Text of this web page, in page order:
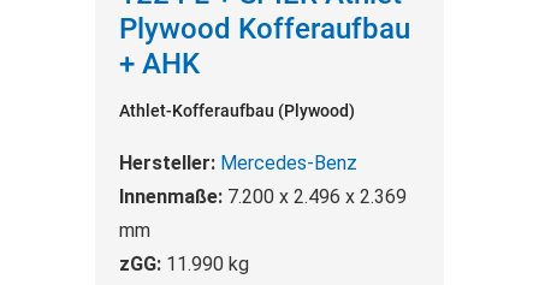
Cookies und Funktionen finden Sie in der
Datenschutzerklärung.
Plywood Kofferaufbau
+ AHK
Athlet-Kofferaufbau (Plywood)
Hersteller: Mercedes-Benz
Innenmaße: 7.200 x 2.496 x 2.369
mm
zGG: 11.990 kg